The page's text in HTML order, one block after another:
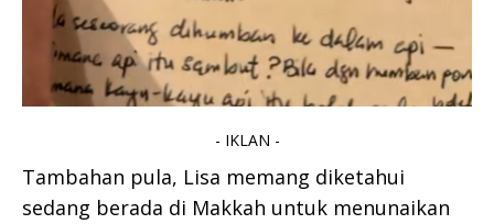
- IKLAN -
Tambahan pula, Lisa memang diketahui
sedang berada di Makkah untuk menunaikan